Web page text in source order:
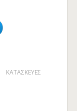
ΚΑΤΑΣΚΕΥΕΣ